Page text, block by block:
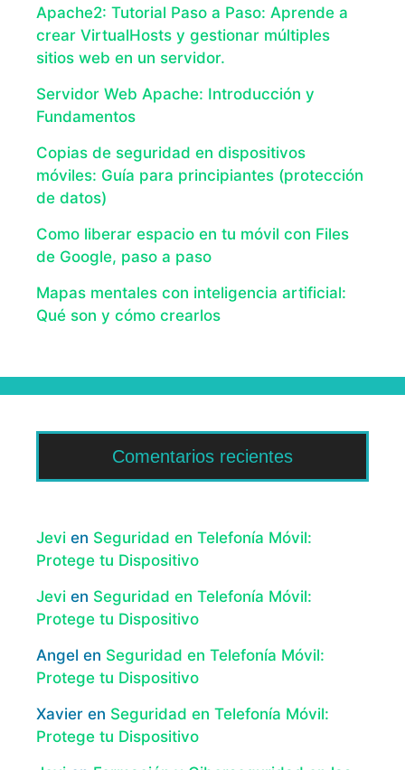
Apache2: Tutorial Paso a Paso: Aprende a
crear VirtualHosts y gestionar múltiples
sitios web en un servidor.
Servidor Web Apache: Introducción y
Fundamentos
Copias de seguridad en dispositivos
móviles: Guía para principiantes (protección
de datos)
Como liberar espacio en tu móvil con Files
de Google, paso a paso
Mapas mentales con inteligencia artificial:
Qué son y cómo crearlos
Comentarios recientes
Jevi en Seguridad en Telefonía Móvil:
Protege tu Dispositivo
Jevi en Seguridad en Telefonía Móvil:
Protege tu Dispositivo
Angel en Seguridad en Telefonía Móvil:
Protege tu Dispositivo
Xavier en Seguridad en Telefonía Móvil:
Protege tu Dispositivo